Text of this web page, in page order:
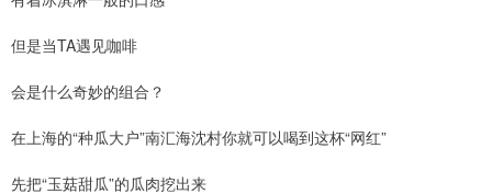
但是当TA遇见咖啡
会是什么奇妙的组合？
在上海的“种瓜大户”南汇海沈村你就可以喝到这杯“网红”
先把“玉菇甜瓜”的瓜肉挖出来